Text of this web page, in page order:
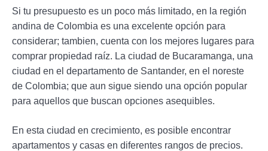
Si tu presupuesto es un poco más limitado, en la región
andina de Colombia es una excelente opción para
considerar; tambien, cuenta con los mejores lugares para
comprar propiedad raíz. La ciudad de Bucaramanga, una
ciudad en el departamento de Santander, en el noreste
de Colombia; que aun sigue siendo una opción popular
para aquellos que buscan opciones asequibles.
En esta ciudad en crecimiento, es posible encontrar
apartamentos y casas en diferentes rangos de precios.